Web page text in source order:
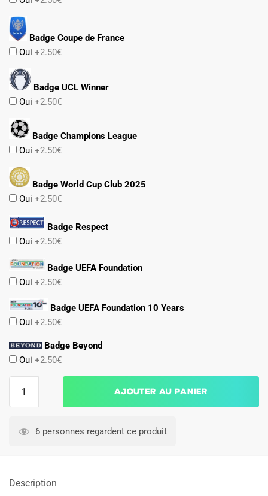
Badge Coupe de France
Oui +2.50€
Badge UCL Winner
Oui +2.50€
Badge Champions League
Oui +2.50€
Badge World Cup Club 2025
Oui +2.50€
Badge Respect
Oui +2.50€
Badge UEFA Foundation
Oui +2.50€
Badge UEFA Foundation 10 Years
Oui +2.50€
Badge Beyond
Oui +2.50€
2
Ajouter au panier
6 personnes regardent ce produit
Description